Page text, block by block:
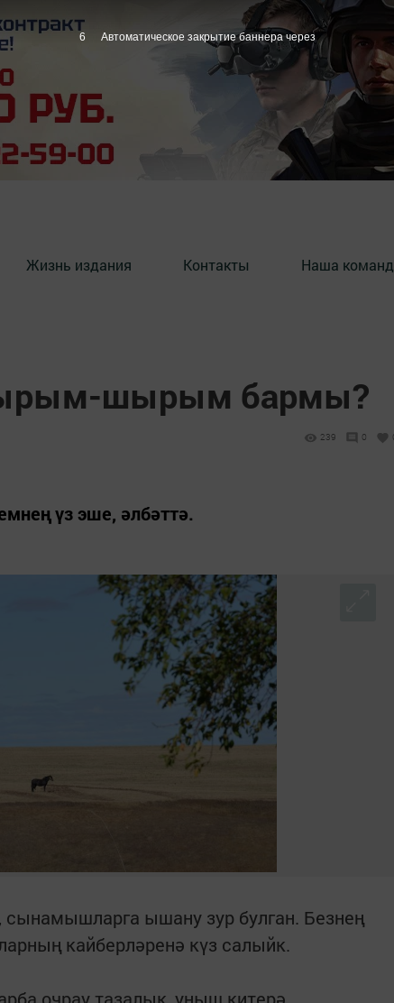
Жизнь издания Контакты Наша
ырым-шырым бармы?
239 0
үз эше, әлбәттә.
ышану зур булган. Безнең
кайберләренә күз салыйк.
5 Автоматическое закрытие баннера через